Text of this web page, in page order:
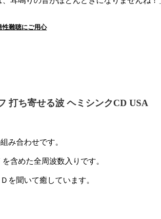
性難聴にご用心
打ち寄せる波 ヘミシンクCD USA
み合わせです。
含めた全周波数入りです。
を聞いて癒しています。